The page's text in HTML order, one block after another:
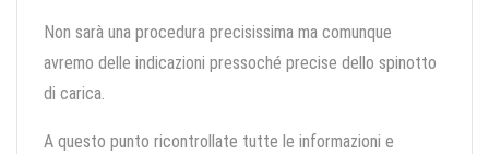
Non sarà una procedura precisissima ma comunque
avremo delle indicazioni pressoché precise dello spinotto
di carica.
A questo punto ricontrollate tutte le informazioni e